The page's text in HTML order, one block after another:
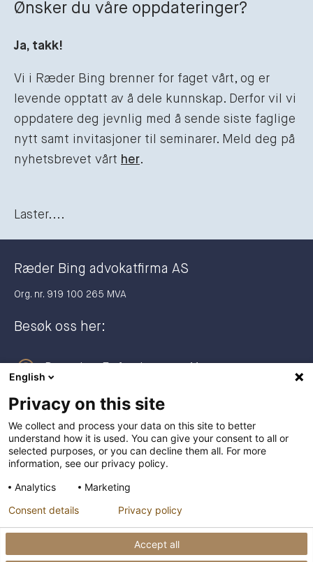
Ønsker du våre oppdateringer?
Ja, takk!
Vi i Ræder Bing brenner for faget vårt, og er
levende opptatt av å dele kunnskap. Derfor vil vi
oppdatere deg jevnlig med å sende siste faglige
nytt samt invitasjoner til seminarer. Meld deg på
nyhetsbrevet vårt her.
Laster....
Ræder Bing advokatfirma AS
Org. nr. 919 100 265 MVA
Besøk oss her:
Postadresse:
Postboks 2944 Solli
0230 Oslo
+47 23 27 27 00
post@raederbing.no
English
Privacy on this site
We collect and process your data on this site to better
understand how it is used. You can give your consent to all or
selected purposes, or you can decline them all. For more
information, see our privacy policy.
Analytics
Marketing
Accept all
Consent details Privacy policy